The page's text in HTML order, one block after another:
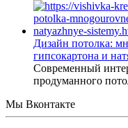
Дизайн потолка:
гипсокартона и
Современный
продуманного
Мы Вконтакте